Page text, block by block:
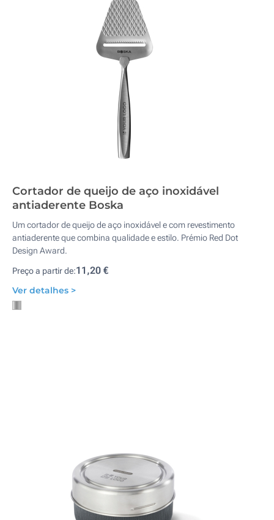
Cortador de queijo de aço inoxidável
antiaderente Boska
Um cortador de queijo de aço inoxidável e com revestimento
antiaderente que combina qualidade e estilo. Prémio Red Dot
Design Award.
Preço a partir de:11,20 €
Ver detalhes >